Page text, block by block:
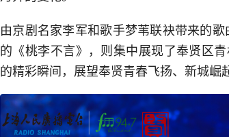
由京剧名家李军和歌手梦苇联袂带来的
的《桃李不言》，则集中展现了奉贤区
的精彩瞬间，展望奉贤青春飞扬、新城崛